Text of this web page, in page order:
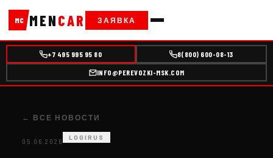
MC MENCAR ЗАЯВКА
+7 495 995 95 80 8(800) 600-08-13
INFO@PEREVOZKI-MSK.COM
← ВСЕ НОВОСТИ
05.06.2026 LOGIRUS